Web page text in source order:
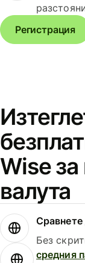
Регистрация
Wise
валута
Сравнете
Без
средния